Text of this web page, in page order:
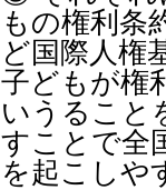
もの権利条
ど国際人権
子どもが権
いうること
すことで全
を起こしや